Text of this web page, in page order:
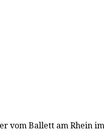
vom Ballett am Rhein